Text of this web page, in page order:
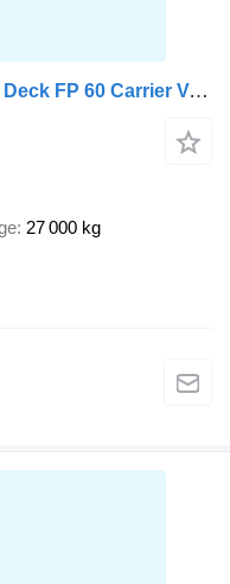
Schmitz Cargobull SKO Double Deck FP 60 Carrier Vector 1550 Lifting Axle
27 000 kg